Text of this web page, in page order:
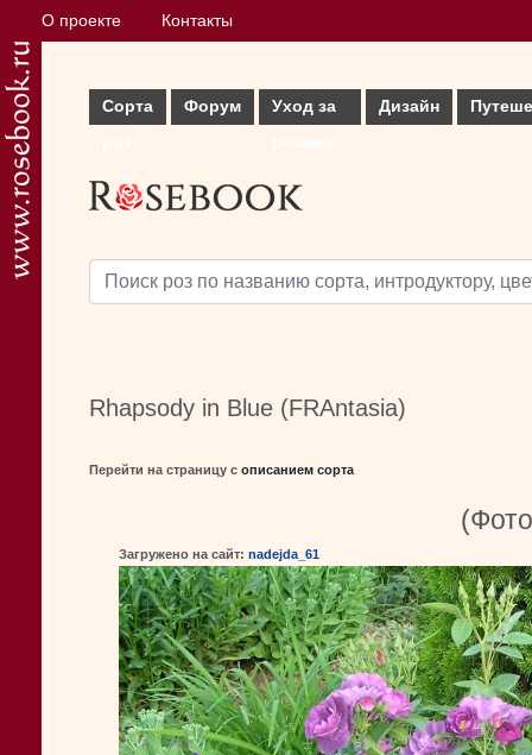
О проекте Контакты
Сорта
Форум
Уход за
Дизайн
Rhapsody in Blue (FRAntasia)
Перейти на страницу с описанием сорта
Загружено на сайт: nadejda_61